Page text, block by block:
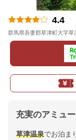
4.4
群馬県吾妻郡草津町大字草
充実のアミュ
草津温泉でお泊ま